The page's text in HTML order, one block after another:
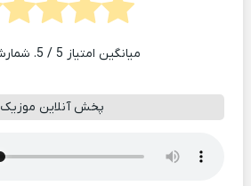
میانگین امتیاز 5 / 5. شمارش آرا:
پخش آنلاین موزیک